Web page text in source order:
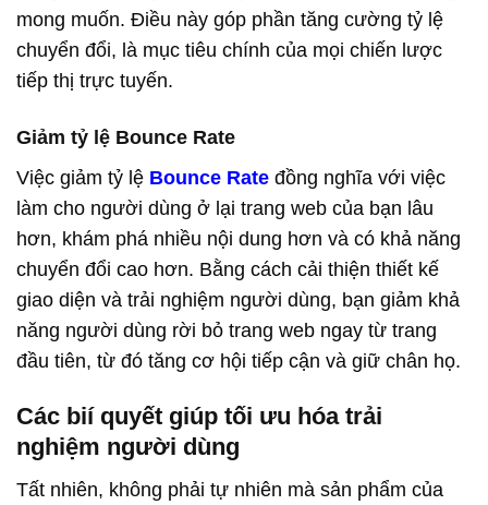
mong muốn. Điều này góp phần tăng cường tỷ lệ
chuyển đổi, là mục tiêu chính của mọi chiến lược
tiếp thị trực tuyến.
Giảm tỷ lệ Bounce Rate
Việc giảm tỷ lệ Bounce Rate đồng nghĩa với việc
làm cho người dùng ở lại trang web của bạn lâu
hơn, khám phá nhiều nội dung hơn và có khả năng
chuyển đổi cao hơn. Bằng cách cải thiện thiết kế
giao diện và trải nghiệm người dùng, bạn giảm khả
năng người dùng rời bỏ trang web ngay từ trang
đầu tiên, từ đó tăng cơ hội tiếp cận và giữ chân họ.
Các bií quyết giúp tối ưu hóa trải
nghiệm người dùng
Tất nhiên, không phải tự nhiên mà sản phẩm của